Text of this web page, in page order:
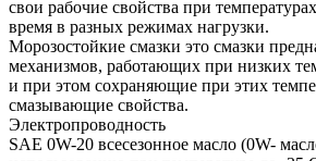
свои рабочие свойства при
время в разных режимах нагрузки.
Морозостойкие смазки это смазки
механизмов, работающих при низких
и при этом сохраняющие при этих
смазывающие свойства.
Электропроводность
SAE 0W-20 всесезонное масло (0W-